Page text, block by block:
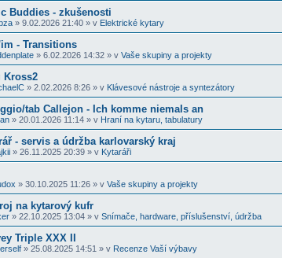
Buddies - zkušenosti
» 9.02.2026 21:40 » v Elektrické kytary
- Transitions
» 6.02.2026 14:32 » v Vaše skupiny a projekty
Kross2
» 2.02.2026 8:26 » v Klávesové nástroje a syntezátory
tab Callejon - Ich komme niemals an
» 20.01.2026 11:14 » v Hraní na kytaru, tabulatury
- servis a údržba karlovarský kraj
» 26.11.2025 20:39 » v Kytaráři
» 30.10.2025 11:26 » v Vaše skupiny a projekty
na kytarový kufr
» 22.10.2025 13:04 » v Snímače, hardware, příslušenství, údržba
Triple XXX II
» 25.08.2025 14:51 » v Recenze Vaší výbavy